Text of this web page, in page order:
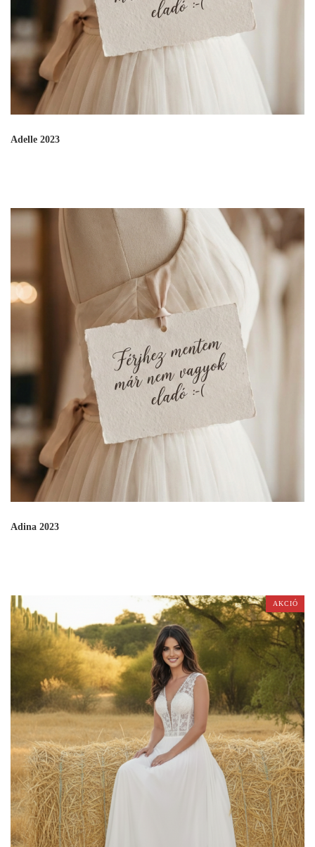
Adelle 2023
Adina 2023
AKCIÓ